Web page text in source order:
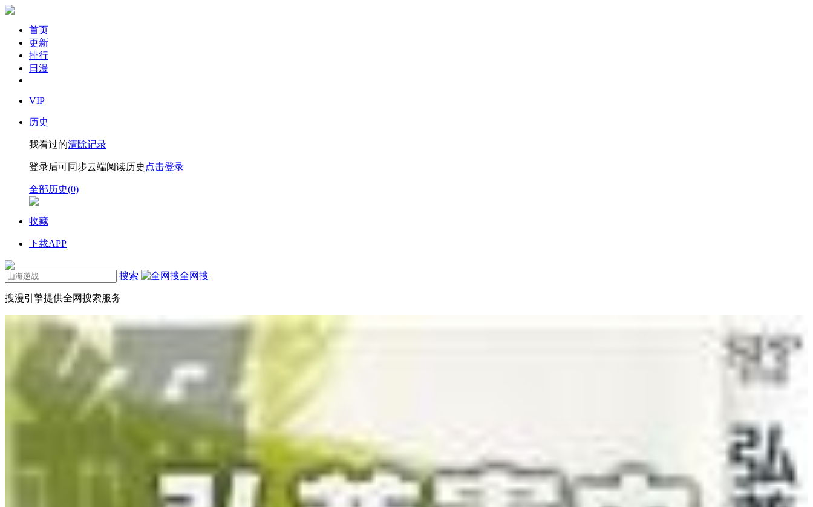
首页
更新
排行
日漫
VIP
历史
我看过的清除记录
登录后可同步云端阅读历史 点击登录
全部历史(0)
收藏
下载APP
搜索 全网搜
搜漫引擎提供全网搜索服务